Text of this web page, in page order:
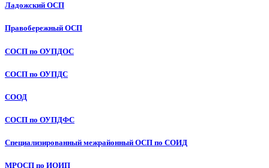
Ладожский ОСП
Правобережный ОСП
СОСП по ОУПДОС
СОСП по ОУПДС
СООД
СОСП по ОУПДФС
Специализированный межрайонный ОСП по СОИД
МРОСП по ИОИП